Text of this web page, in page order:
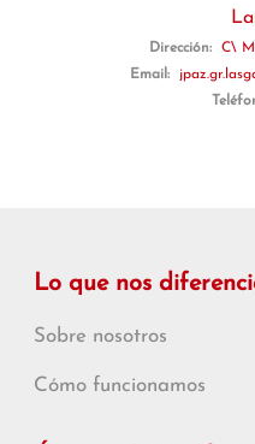
Dirección:
C\
Email:
Lo que nos
Sobre nosotros
Cómo funcionamos